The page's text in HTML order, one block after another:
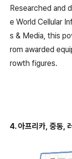
Researched and
e World Cellular
s & Media, this
rom awarded
rowth figures.
4. 아프리카, 중동,